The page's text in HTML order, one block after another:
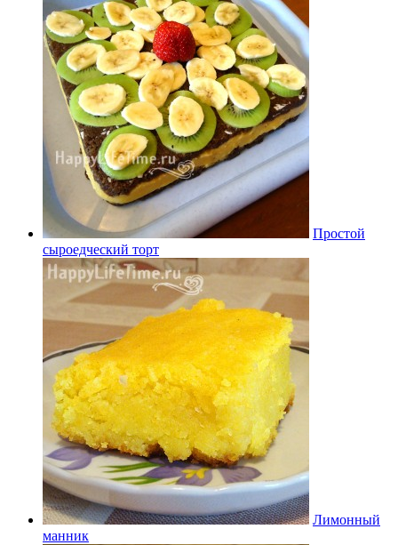
Простой
сыроедческий торт
Лимонный
манник